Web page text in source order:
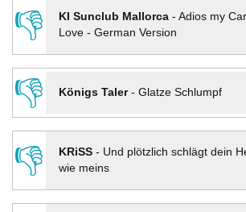
👎
KI Sunclub Mallorca- Adios my
Love - German Version
👎
Königs Taler- Glatze Schlumpf
👎
KRiSS- Und plötzlich schlägt dein
wie meins